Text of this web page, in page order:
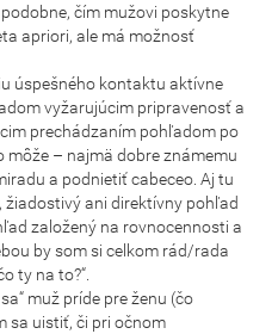
čím mužovi poskytne
apriori, ale má možnosť
úspešného kontaktu aktívne
vyžarujúcim pripravenosť a
prechádzaním pohľadom po
môže – najmä dobre známemu
a podnietiť cabeceo. Aj tu
žiadostivý ani direktívny pohľad
založený na rovnocennosti a
by som si celkom rád/rada
ty na to?“.
muž príde pre ženu (čo
sa uistiť, či pri očnom